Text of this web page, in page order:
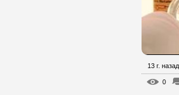
13 г. назад
0